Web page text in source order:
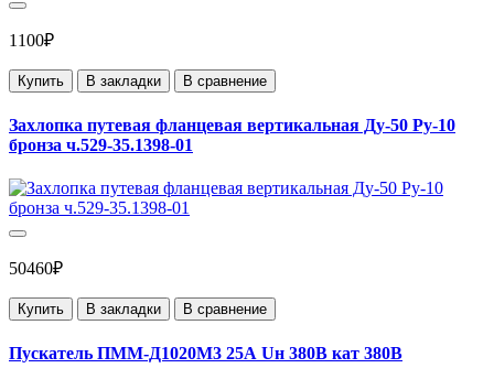
1100₽
Купить В закладки В сравнение
Захлопка путевая фланцевая вертикальная Ду-50 Ру-10
бронза ч.529-35.1398-01
50460₽
Купить В закладки В сравнение
Пускатель ПММ-Д1020М3 25А Uн 380В кат 380В